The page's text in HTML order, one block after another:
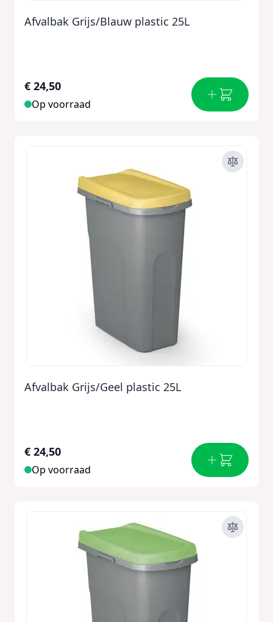
Afvalbak Grijs/Blauw plastic 25L
€ 24,50
Op voorraad
Afvalbak Grijs/Geel plastic 25L
€ 24,50
Op voorraad